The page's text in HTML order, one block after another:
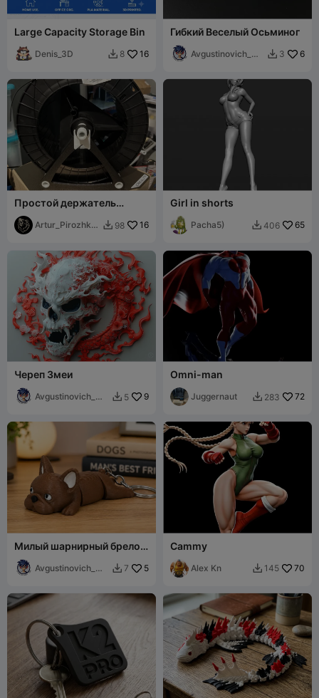
Large Capacity Storage Bin
Denis_3D  8 16
Гибкий Веселый Осьминог
Avgustinovich_
 3 6
Простой держатель
катушки 3кг (250мм) +
ext. 300mm
Artur_Pirozhko
 98 16
Girl in shorts
Pacha5)  406 65
Череп Змеи
Avgustinovich_
 5 9
Omni-man
Juggernaut  283 72
Милый шарнирный брелок
французского бульдога 🐶
Avgustinovich_
 7 5
Cammy
Alex Kn  145 70